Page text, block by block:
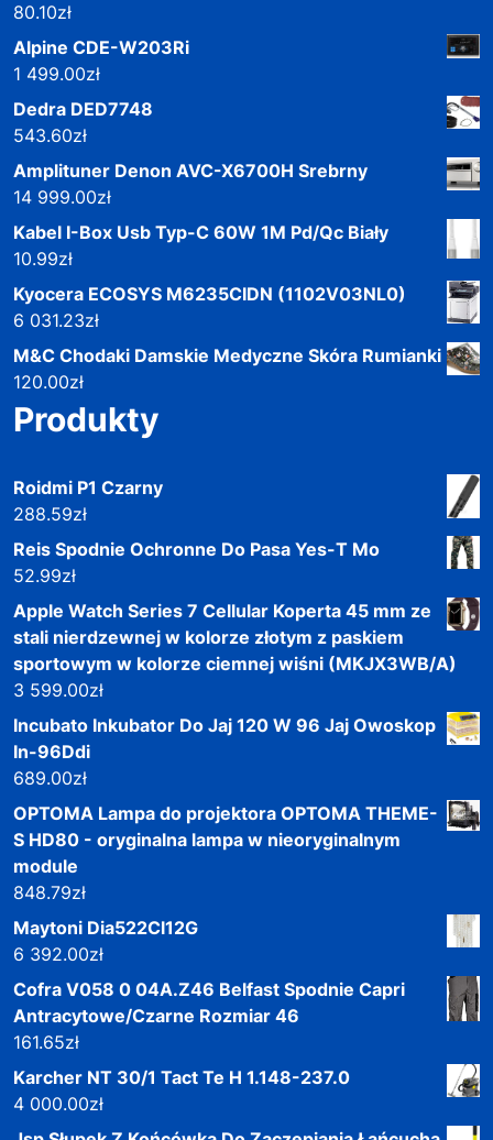
80.10zł
Alpine CDE-W203Ri
1 499.00zł
Dedra DED7748
543.60zł
Amplituner Denon AVC-X6700H Srebrny
14 999.00zł
Kabel I-Box Usb Typ-C 60W 1M Pd/Qc Biały
10.99zł
Kyocera ECOSYS M6235CIDN (1102V03NL0)
6 031.23zł
M&C Chodaki Damskie Medyczne Skóra Rumianki
120.00zł
Produkty
Roidmi P1 Czarny
288.59zł
Reis Spodnie Ochronne Do Pasa Yes-T Mo
52.99zł
Apple Watch Series 7 Cellular Koperta 45 mm ze
stali nierdzewnej w kolorze złotym z paskiem
sportowym w kolorze ciemnej wiśni (MKJX3WB/A)
3 599.00zł
Incubato Inkubator Do Jaj 120 W 96 Jaj Owoskop
In-96Ddi
689.00zł
OPTOMA Lampa do projektora OPTOMA THEME-
S HD80 - oryginalna lampa w nieoryginalnym
module
848.79zł
Maytoni Dia522Cl12G
6 392.00zł
Cofra V058 0 04A.Z46 Belfast Spodnie Capri
Antracytowe/Czarne Rozmiar 46
161.65zł
Karcher NT 30/1 Tact Te H 1.148-237.0
4 000.00zł